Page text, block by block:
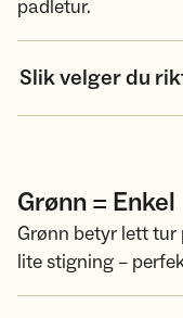
padletur.
Slik velger du
Grønn = Enkel
Grønn betyr lett tur
lite stigning –